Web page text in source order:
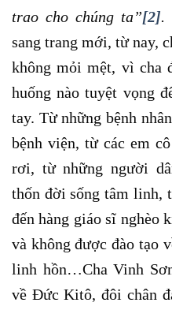
trao cho chúng ta”[2].
sang trang mới, từ nay,
không mỏi mệt, vì cha
huống nào tuyệt vọng
tay. Từ những bệnh
bệnh viện, từ các em
rơi, từ những người
thốn đời sống tâm linh,
đến hàng giáo sĩ nghèo
và không được đào tạo
linh hồn…Cha Vinh
về Đức Kitô, đôi chân